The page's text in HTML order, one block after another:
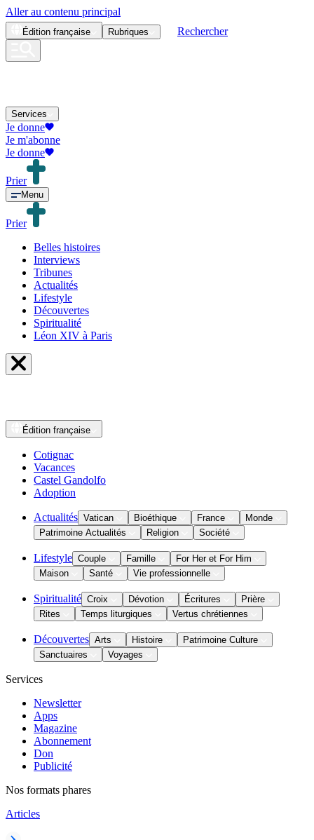
Aller au contenu principal
Édition française Rubriques Rechercher
Services
Je donne
Je m'abonne
Je donne
Prier
Menu
Prier
Belles histoires
Interviews
Tribunes
Actualités
Lifestyle
Découvertes
Spiritualité
Léon XIV à Paris
Édition française
Cotignac
Vacances
Castel Gandolfo
Adoption
Actualités Vatican Bioéthique France
Monde
Patrimoine Actualités
Religion Société
Lifestyle Couple Famille
For Her et For Him
Maison
Santé Vie professionnelle
Spiritualité Croix Dévotion Écritures
Prière
Rites
Temps liturgiques Vertus chrétiennes
Découvertes Arts Histoire
Patrimoine Culture
Sanctuaires
Voyages
Services
Newsletter
Apps
Magazine
Abonnement
Don
Publicité
Nos formats phares
Articles